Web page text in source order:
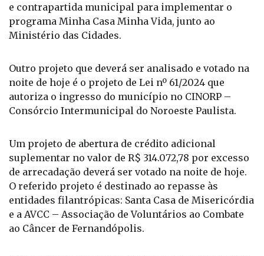
e contrapartida municipal para implementar o
programa Minha Casa Minha Vida, junto ao
Ministério das Cidades.
Outro projeto que deverá ser analisado e votado na
noite de hoje é o projeto de Lei nº 61/2024 que
autoriza o ingresso do município no CINORP –
Consórcio Intermunicipal do Noroeste Paulista.
Um projeto de abertura de crédito adicional
suplementar no valor de R$ 314.072,78 por excesso
de arrecadação deverá ser votado na noite de hoje.
O referido projeto é destinado ao repasse às
entidades filantrópicas: Santa Casa de Misericórdia
e a AVCC – Associação de Voluntários ao Combate
ao Câncer de Fernandópolis.